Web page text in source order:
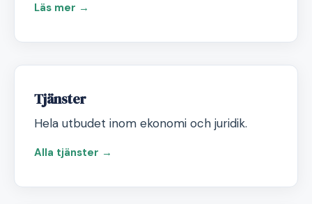
Läs mer →
Tjänster
Hela utbudet inom ekonomi och juridik.
Alla tjänster →